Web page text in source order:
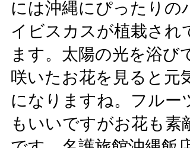
2020年3月26日
コンドミニアムホテルナ
ゴリゾートリエッタ中山
には沖縄にぴったりのハ